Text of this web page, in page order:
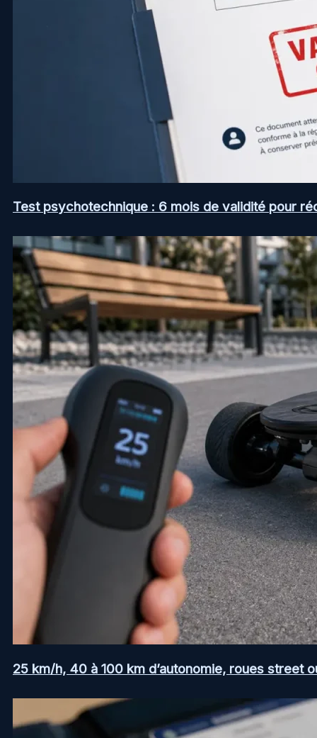
Test psychotechnique : 6 mois de validité pour
25 km/h, 40 à 100 km d’autonomie, roues street